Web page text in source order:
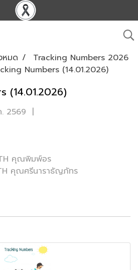
หมด
Tracking Numbers 2026
Numbers (14.01.2026)
(14.01.2026)
2569 |
คุณพิมพ์อร
คุณศรีนาราธัญภัทร